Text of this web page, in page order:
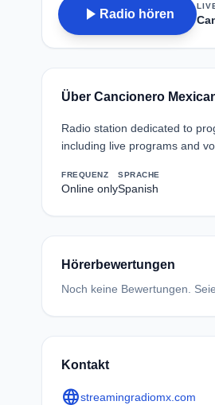
play_arrow Radio hören
Über Cancionero
Radio station dedicated to
including live programs and
FREQUENZ
Online only
SPRACHE
Spanish
Hörerbewertungen
Noch keine Bewertungen.
Kontakt
languagestreamingradiomx.com